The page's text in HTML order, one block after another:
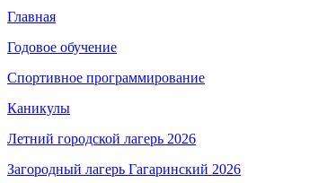
Главная
Годовое обучение
Спортивное программирование
Каникулы
Летний городской лагерь 2026
Загородный лагерь Гагаринский 2026